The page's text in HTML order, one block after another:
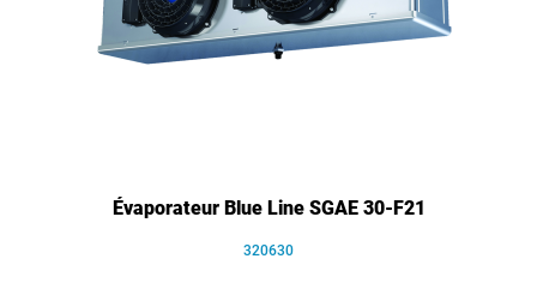
Évaporateur Blue Line SGAE 30-F21
320630